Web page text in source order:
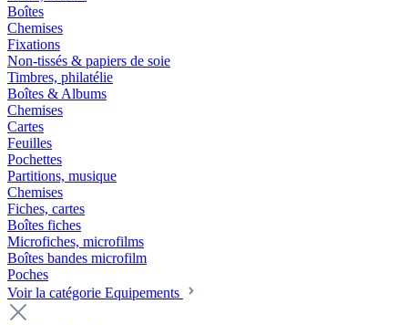
Boîtes
Chemises
Fixations
Non-tissés & papiers de soie
Timbres, philatélie
Boîtes & Albums
Chemises
Cartes
Feuilles
Pochettes
Partitions, musique
Chemises
Fiches, cartes
Boîtes fiches
Microfiches, microfilms
Boîtes bandes microfilm
Poches
Voir la catégorie Equipements